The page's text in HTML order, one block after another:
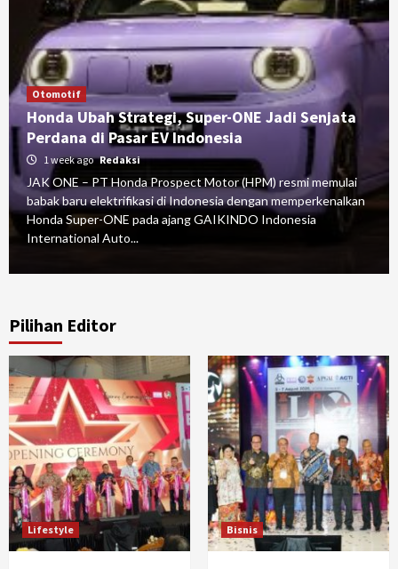
Otomotif
Honda Ubah Strategi, Super-ONE Jadi Senjata
Perdana di Pasar EV Indonesia
1 week ago Redaksi
JAK ONE – PT Honda Prospect Motor (HPM) resmi memulai
babak baru elektrifikasi di Indonesia dengan memperkenalkan
Honda Super-ONE pada ajang GAIKINDO Indonesia
International Auto...
Pilihan Editor
Lifestyle Bisnis